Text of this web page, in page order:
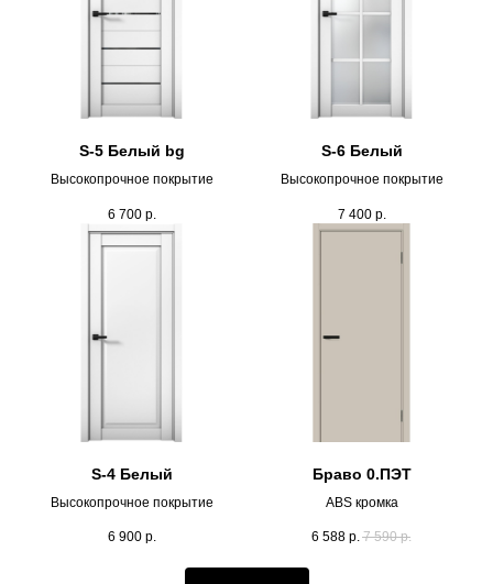
S-5 Белый bg
Высокопрочное покрытие
6 700 р.
S-6 Белый
Высокопрочное покрытие
7 400 р.
S-4 Белый
Высокопрочное покрытие
6 900 р.
Браво 0.ПЭТ
ABS кромка
6 588 р. 7 590 р.